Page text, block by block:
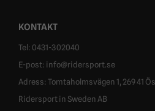
KONTAKT
Tel: 0431-302040
E-post: info@ridersport.se
Adress: Tomtaholmsvägen 1, 269 41
Ridersport in Sweden AB